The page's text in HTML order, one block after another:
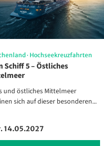
Elbfall bei
· Hochseekreuzfahrten
Schiff 5 – Östliches
und östliches Mittelmeer
sich auf dieser besonderen...
14.05.2027